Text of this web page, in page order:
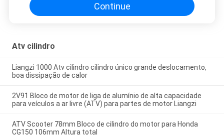
Continue
Atv cilindro
Liangzi 1000 Atv cilindro cilindro único grande deslocamento,
boa dissipação de calor
2V91 Bloco de motor de liga de alumínio de alta capacidade
para veículos a ar livre (ATV) para partes de motor Liangzi
ATV Scooter 78mm Bloco de cilindro do motor para Honda
CG150 106mm Altura total